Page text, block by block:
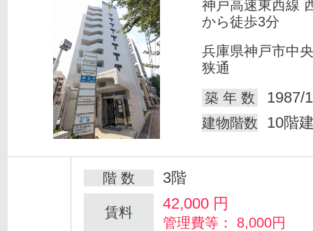
神戸高速東西線
から徒歩3分
兵庫県神戸市中
狭通
築 年 数
1987/
建物階数 10階
階 数 3階
賃料 42,000 円
管理費等： 8,000円